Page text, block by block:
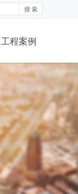
搜 索
工程案例